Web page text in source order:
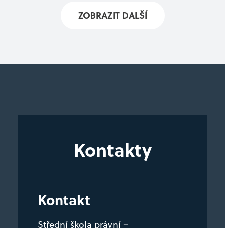
ZOBRAZIT DALŠÍ
Kontakty
Kontakt
Střední škola právní –